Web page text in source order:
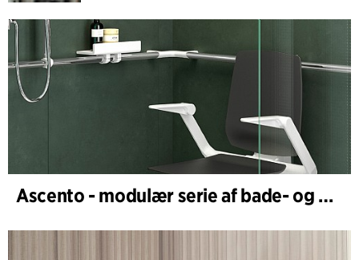
Ascento - modulær serie af bade- og brusestole